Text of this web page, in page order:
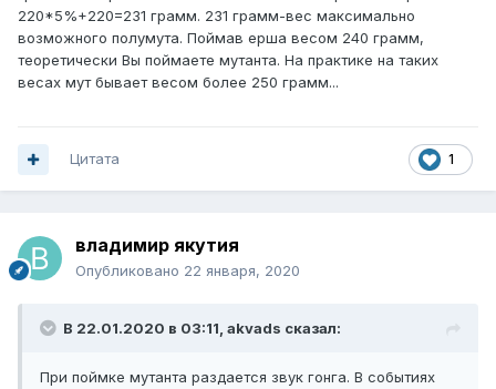
220*5%+220=231 грамм. 231 грамм-вес максимально
возможного полумута. Поймав ерша весом 240 грамм,
теоретически Вы поймаете мутанта. На практике на таких
весах мут бывает весом более 250 грамм...
1
Цитата
владимир якутия
Опубликовано 22 января, 2020
В 22.01.2020 в 03:11, akvads сказал:
При поймке мутанта раздается звук гонга. В событиях